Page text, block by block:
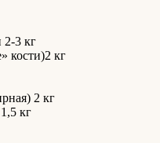
3 кг
кости)2 кг
2 кг
кг